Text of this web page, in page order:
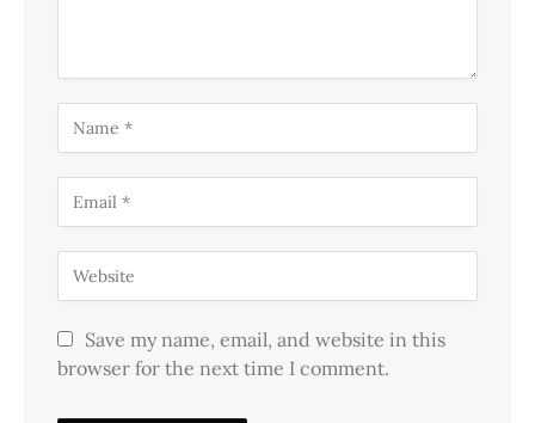
Save my name, email, and website in this
browser for the next time I comment.